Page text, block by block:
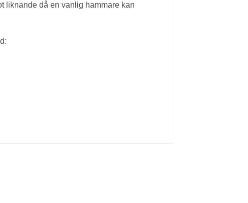
liknande då en vanlig hammare kan